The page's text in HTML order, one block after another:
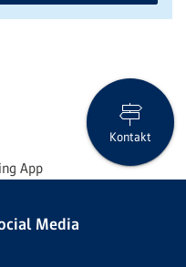
App
Kontakt
Media